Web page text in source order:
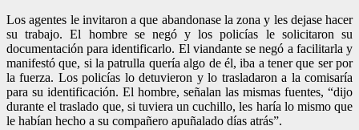
Los agentes le invitaron a que abandonase la zona y les dejase hacer
su trabajo. El hombre se negó y los policías le solicitaron su
documentación para identificarlo. El viandante se negó a facilitarla y
manifestó que, si la patrulla quería algo de él, iba a tener que ser por
la fuerza. Los policías lo detuvieron y lo trasladaron a la comisaría
para su identificación. El hombre, señalan las mismas fuentes, “dijo
durante el traslado que, si tuviera un cuchillo, les haría lo mismo que
le habían hecho a su compañero apuñalado días atrás”.